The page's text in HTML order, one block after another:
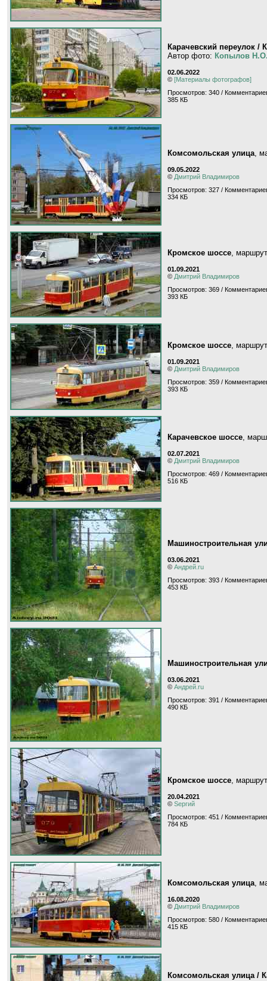
Карачевский переулок /
Автор фото: Копылов
02.06.2022
© [Материалы фотографов]
Просмотров: 340 /
385 КБ
Комсомольская улица,
09.05.2022
© Дмитрий Владимиров
Просмотров: 327 /
334 КБ
Кромское шоссе,
01.09.2021
© Дмитрий Владимиров
Просмотров: 369 /
393 КБ
Кромское шоссе,
01.09.2021
© Дмитрий Владимиров
Просмотров: 359 /
393 КБ
Карачевское шоссе,
02.07.2021
© Дмитрий Владимиров
Просмотров: 469 /
516 КБ
Машиностроительная
03.06.2021
© Андрей.ru
Просмотров: 393 /
453 КБ
Машиностроительная
03.06.2021
© Андрей.ru
Просмотров: 391 /
490 КБ
Кромское шоссе,
20.04.2021
© Sергий
Просмотров: 451 /
784 КБ
Комсомольская улица,
16.08.2020
© Дмитрий Владимиров
Просмотров: 580 /
415 КБ
Комсомольская улица /